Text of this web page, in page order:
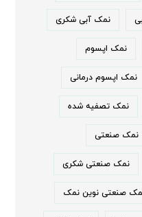
نمک آبی شکری
نمک اپسوم
نمک اپسوم درمانی
نمک تصفیه شده
نمک صنعتی
نمک صنعتی شکری
صنعتی نوین نمک